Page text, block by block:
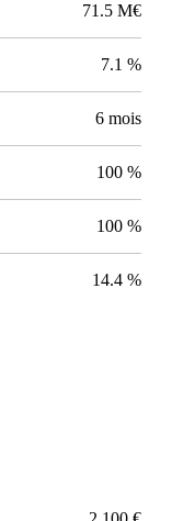
71.5 M€
7.1 %
6 mois
100 %
100 %
14.4 %